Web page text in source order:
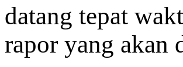
datang tepat
rapor yang akan